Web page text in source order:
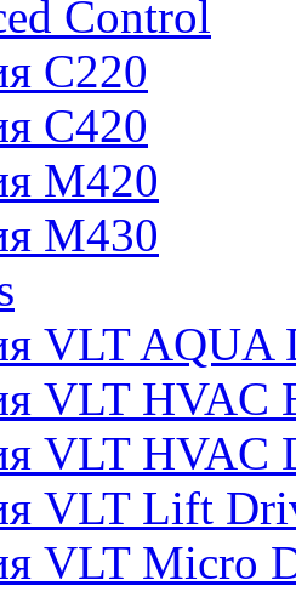
Control
C220
C420
M420
M430
VLT AQUA
VLT HVAC
VLT HVAC
VLT Lift
VLT Micro